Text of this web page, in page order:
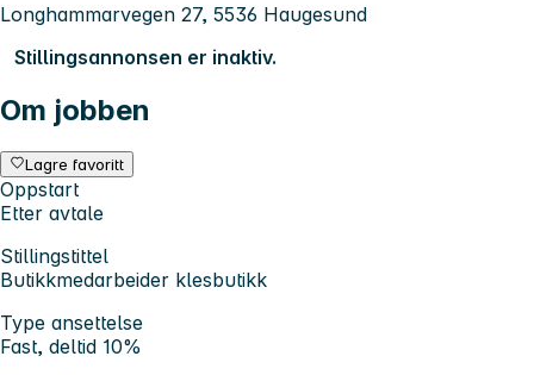
Longhammarvegen 27, 5536 Haugesund
Stillingsannonsen er inaktiv.
Om jobben
Lagre favoritt
Oppstart
Etter avtale
Stillingstittel
Butikkmedarbeider klesbutikk
Type ansettelse
Fast, deltid 10%